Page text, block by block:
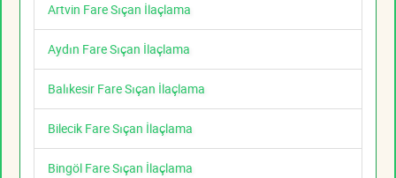
Artvin Fare Sıçan İlaçlama
Aydın Fare Sıçan İlaçlama
Balıkesir Fare Sıçan İlaçlama
Bilecik Fare Sıçan İlaçlama
Bingöl Fare Sıçan İlaçlama